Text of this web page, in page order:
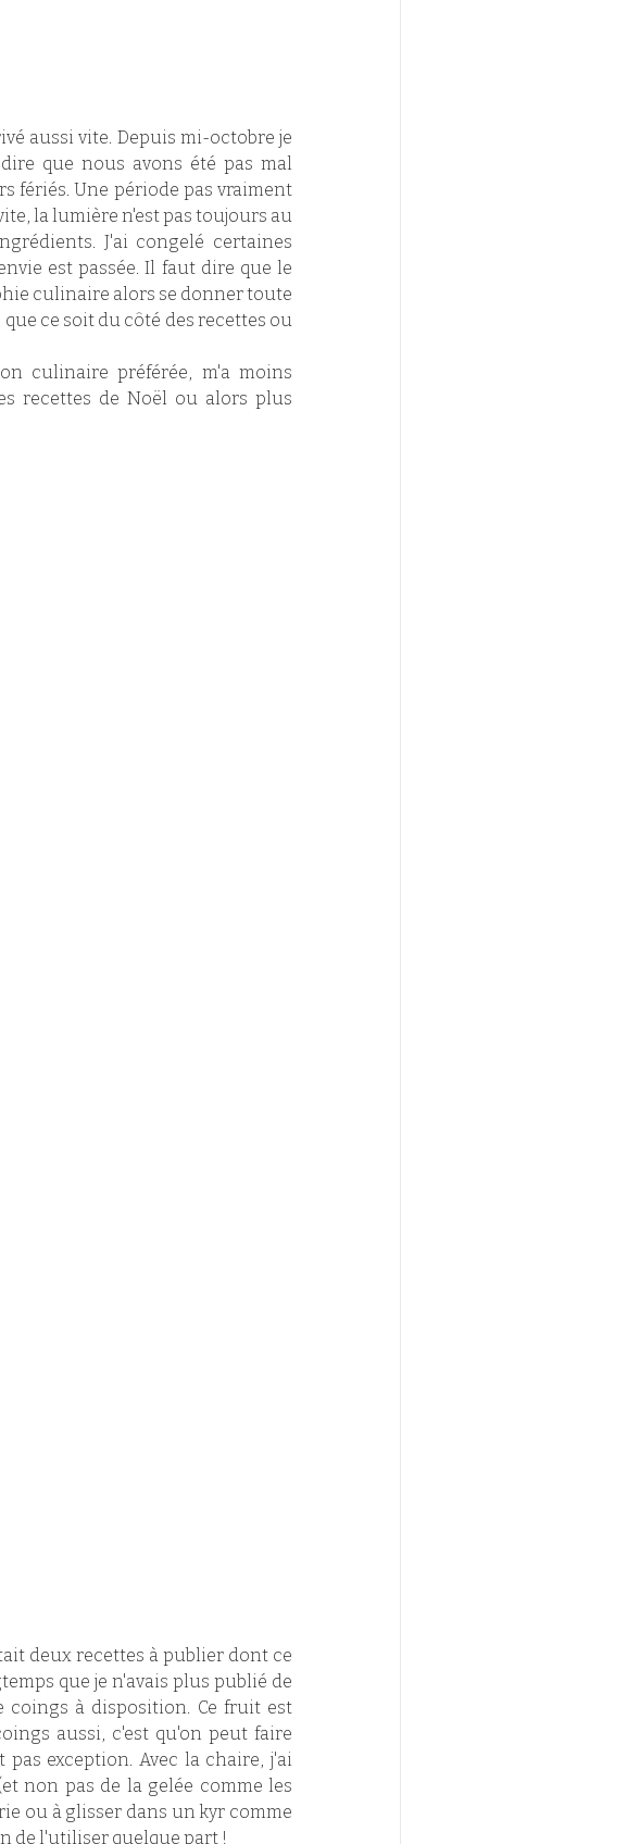
aussi vite. Depuis mi-octobre je
que nous avons été pas mal
fériés. Une période pas vraiment
la lumière n'est pas toujours au
J'ai congelé certaines
est passée. Il faut dire que le
culinaire alors se donner toute
ce soit du côté des recettes ou
culinaire préférée, m'a moins
recettes de Noël ou alors plus
deux recettes à publier dont ce
que je n'avais plus publié de
coings à disposition. Ce fruit est
aussi, c'est qu'on peut faire
exception. Avec la chaire, j'ai
non pas de la gelée comme les
ou à glisser dans un kyr comme
de l'utiliser quelque part !